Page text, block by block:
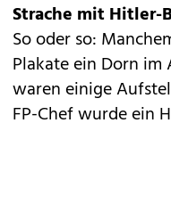
Strache mit Hitler-
So oder so:
Plakate ein Dorn im
waren einige
FP-Chef wurde ein